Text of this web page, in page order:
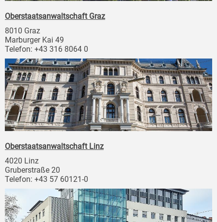
Oberstaatsanwaltschaft Graz
8010 Graz
Marburger Kai 49
Telefon: +43 316 8064 0
Oberstaatsanwaltschaft Linz
4020 Linz
Gruberstraße 20
Telefon: +43 57 60121-0